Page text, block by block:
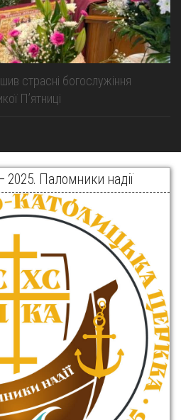
страсні богослужіння
Пʼятниці
2025. Паломники надії